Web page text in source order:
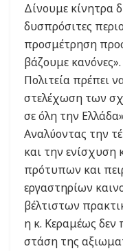
Δίνουμε κίνητρα
δυσπρόσιτες
προσμέτρηση
βάζουμε
Πολιτεία πρέπει
στελέχωση των
σε όλη την
Αναλύοντας την
και την ενίσχυση
πρότυπων και
εργαστηρίων
βέλτιστων
η κ. Κεραμέως δεν
στάση της